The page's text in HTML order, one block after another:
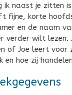
ik naast je zitten
fijne, korte
en de naam
verder wilt lezen.
of Joe leert voor
en hoe zij